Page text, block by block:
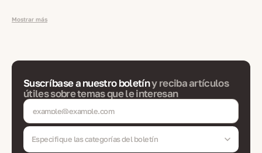
Mostrar más
Suscríbase a nuestro boletíny reciba artículos
útiles sobre temas que le interesan
Especifique las categorías del boletín